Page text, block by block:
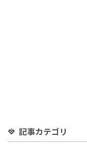
記事カテゴリ